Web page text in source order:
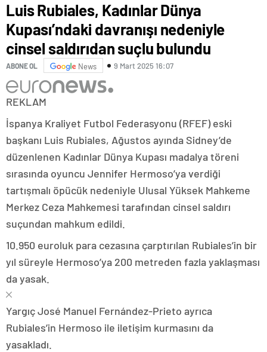
Luis Rubiales, Kadınlar Dünya
Kupası’ndaki davranışı nedeniyle
cinsel saldırıdan suçlu bulundu
ABONE OL News 9 Mart 2025 16:07
REKLAM
İspanya Kraliyet Futbol Federasyonu (RFEF) eski
başkanı Luis Rubiales, Ağustos ayında Sidney’de
düzenlenen Kadınlar Dünya Kupası madalya töreni
sırasında oyuncu Jennifer Hermoso’ya verdiği
tartışmalı öpücük nedeniyle Ulusal Yüksek Mahkeme
Merkez Ceza Mahkemesi tarafından cinsel saldırı
suçundan mahkum edildi.
10.950 euroluk para cezasına çarptırılan Rubiales’in bir
yıl süreyle Hermoso’ya 200 metreden fazla yaklaşması
da yasak.
Yargıç José Manuel Fernández-Prieto ayrıca
Rubiales’in Hermoso ile iletişim kurmasını da
yasakladı.